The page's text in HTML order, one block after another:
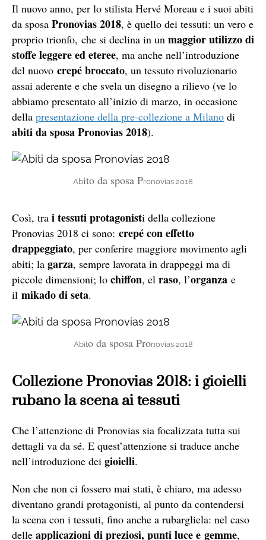
Il nuovo anno, per lo stilista Hervé Moreau e i suoi abiti
da sposa Pronovias 2018, è quello dei tessuti: un vero e
proprio trionfo, che si declina in un maggior utilizzo di
stoffe leggere ed eteree, ma anche nell’introduzione
del nuovo crepé broccato, un tessuto rivoluzionario
assai aderente e che svela un disegno a rilievo (ve lo
abbiamo presentato all’inizio di marzo, in occasione
della presentazione della pre-collezione a Milano di
abiti da sposa Pronovias 2018).
Abito da sposa Pronovias 2018
Così, tra i tessuti protagonisti della collezione
Pronovias 2018 ci sono: crepé con effetto
drappeggiato, per conferire maggiore movimento agli
abiti; la garza, sempre lavorata in drappeggi ma di
piccole dimensioni; lo chiffon, el raso, l’organza e
il mikado di seta.
Abito da sposa Pronovias 2018
Collezione Pronovias 2018: i gioielli
rubano la scena ai tessuti
Che l’attenzione di Pronovias sia focalizzata tutta sui
dettagli va da sé. E quest’attenzione si traduce anche
nell’introduzione dei gioielli.
Non che non ci fossero mai stati, è chiaro, ma adesso
diventano grandi protagonisti, al punto da contendersi
la scena con i tessuti, fino anche a rubargliela: nel caso
delle applicazioni di preziosi, punti luce e gemme,